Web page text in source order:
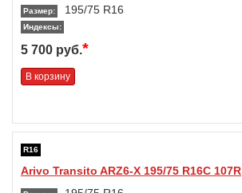
Размер: 195/75 R16
Индексы:
5 700 руб.*
В корзину
R16
Arivo Transito ARZ6-X 195/75 R16C 107R